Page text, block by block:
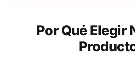
Por Qué Elegir